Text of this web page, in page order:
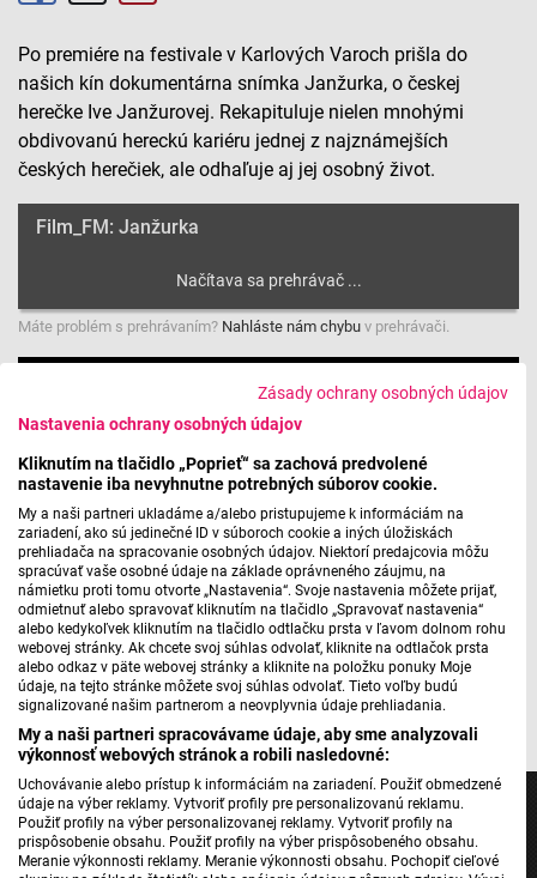
Zásady ochrany osobných údajov
Nastavenia ochrany osobných údajov
Kliknutím na tlačidlo „Poprieť“ sa zachová predvolené
nastavenie iba nevyhnutne potrebných súborov cookie.
My a naši partneri ukladáme a/alebo pristupujeme k informáciám na
zariadení, ako sú jedinečné ID v súboroch cookie a iných úložiskách
prehliadača na spracovanie osobných údajov. Niektorí predajcovia môžu
spracúvať vaše osobné údaje na základe oprávneného záujmu, na
námietku proti tomu otvorte „Nastavenia“. Svoje nastavenia môžete prijať,
odmietnuť alebo spravovať kliknutím na tlačidlo „Spravovať nastavenia“
alebo kedykoľvek kliknutím na tlačidlo odtlačku prsta v ľavom dolnom rohu
webovej stránky. Ak chcete svoj súhlas odvolať, kliknite na odtlačok prsta
alebo odkaz v päte webovej stránky a kliknite na položku ponuky Moje
údaje, na tejto stránke môžete svoj súhlas odvolať. Tieto voľby budú
signalizované našim partnerom a neovplyvnia údaje prehliadania.
My a naši partneri spracovávame údaje, aby sme analyzovali
výkonnosť webových stránok a robili nasledovné:
Uchovávanie alebo prístup k informáciám na zariadení. Použiť obmedzené
údaje na výber reklamy. Vytvoriť profily pre personalizovanú reklamu.
Použiť profily na výber personalizovanej reklamy. Vytvoriť profily na
prispôsobenie obsahu. Použiť profily na výber prispôsobeného obsahu.
Meranie výkonnosti reklamy. Meranie výkonnosti obsahu. Pochopiť cieľové
Po premiére na festivale v Karlových Varoch prišla do
našich kín dokumentárna snímka Janžurka, o českej
herečke Ive Janžurovej. Rekapituluje nielen mnohými
obdivovanú hereckú kariéru jednej z najznámejších
českých herečiek, ale odhaľuje aj jej osobný život.
Film_FM: Janžurka
Máte problém s prehrávaním? Nahláste nám chybu v prehrávači.
Pripravila: Lenka Bednárová